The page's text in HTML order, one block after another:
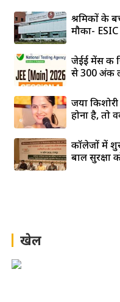
श्रमिकों के
मौका-
जेईई मेंस की
से 300 अंक
जया
होना है, तो
कॉलेजों में शुरू
बाल सुरक्षा
खेल